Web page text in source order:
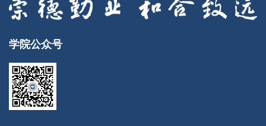
学院公众号